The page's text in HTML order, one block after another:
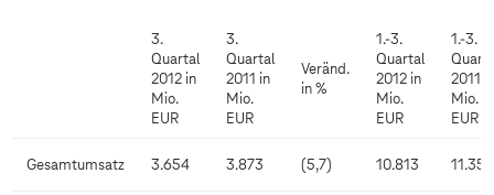
3.
Quartal
2012 in
Mio.
EUR
3.
Quartal
2011 in
Mio.
EUR
Veränd.
in %
1.-3.
Quartal
2012 in
Mio.
EUR
1.-3.
2011 in
Mio.
EUR
Gesamtumsatz 3.654 3.873 (5,7) 10.813 11.352